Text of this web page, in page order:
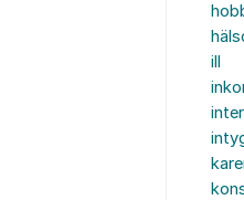
ill